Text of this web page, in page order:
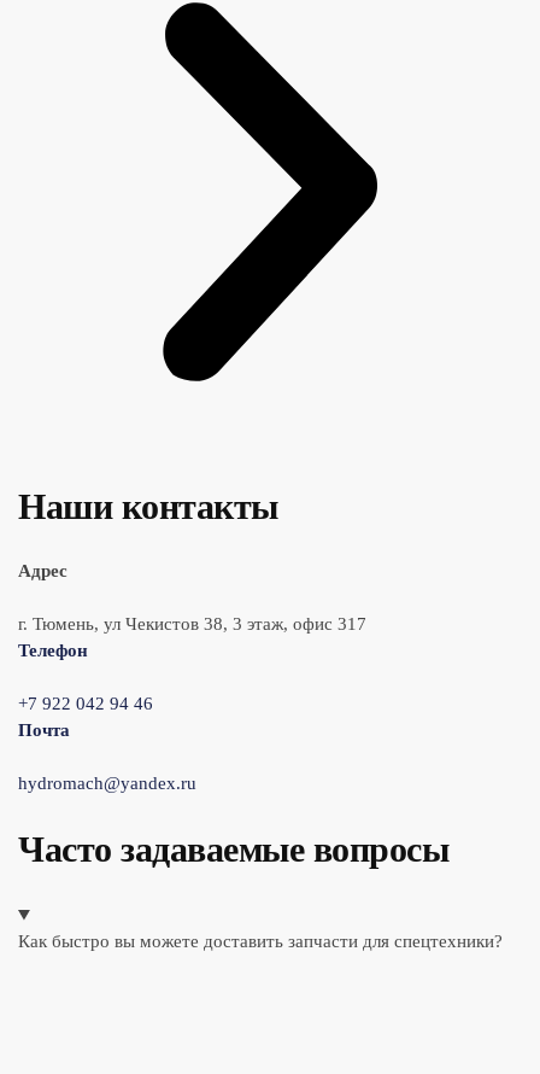
Наши контакты
Адрес
г. Тюмень, ул Чекистов 38, 3 этаж, офис 317
Телефон
+7 922 042 94 46
Почта
hydromach@yandex.ru
Часто задаваемые вопросы
Как быстро вы можете доставить запчасти для спецтехники?